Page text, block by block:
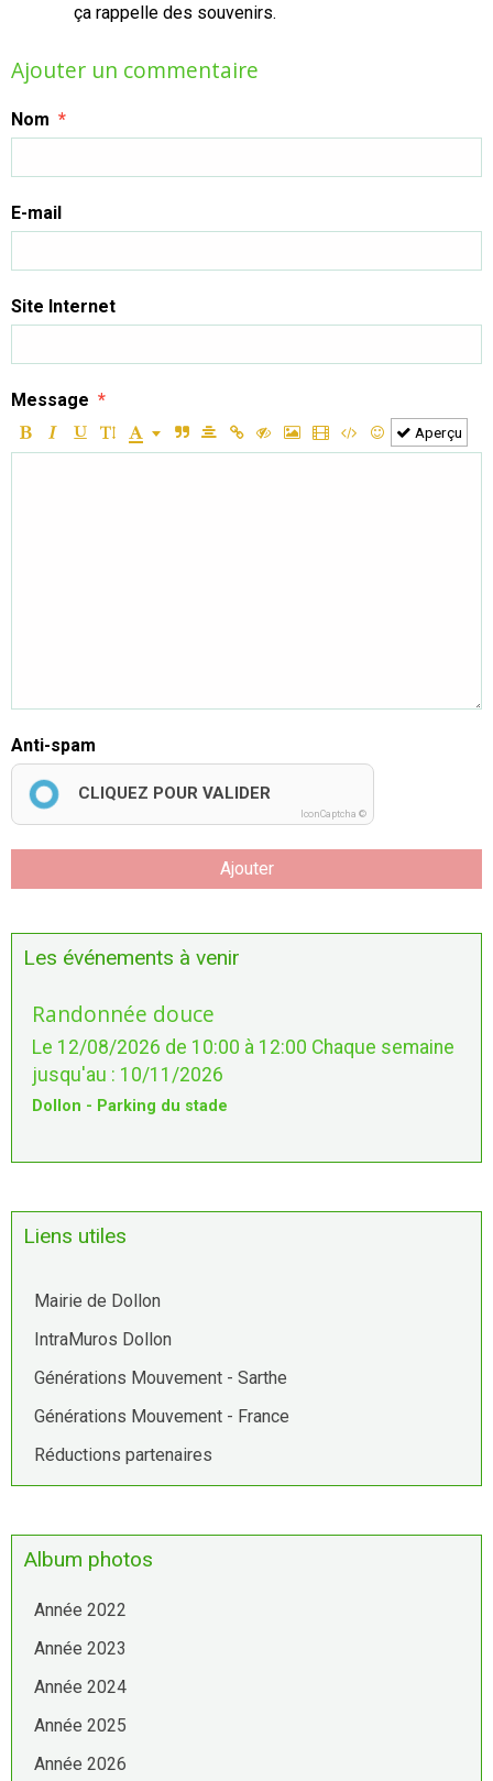
ça rappelle des souvenirs.
Ajouter un commentaire
Nom
E-mail
Site Internet
Message
Aperçu
Anti-spam
CLIQUEZ POUR VALIDER
IconCaptcha ©
Ajouter
Les événements à venir
Randonnée douce
Le 12/08/2026 de 10:00 à 12:00 Chaque semaine
jusqu'au : 10/11/2026
Dollon - Parking du stade
Liens utiles
Mairie de Dollon
IntraMuros Dollon
Générations Mouvement - Sarthe
Générations Mouvement - France
Réductions partenaires
Album photos
Année 2022
Année 2023
Année 2024
Année 2025
Année 2026